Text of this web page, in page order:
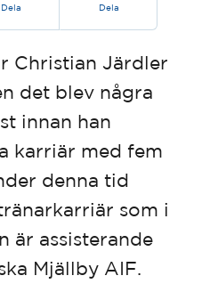
Dela Dela
Christian Järdler
det blev några
innan han
karriär med fem
denna tid
som i
är assisterande
Mjällby AIF.